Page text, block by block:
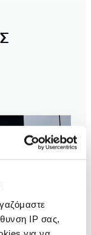
IP σας,